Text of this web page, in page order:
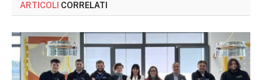
ARTICOLI CORRELATI